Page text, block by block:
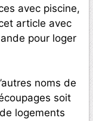
avec piscine,
article avec
pour loger
noms de
soit
logements